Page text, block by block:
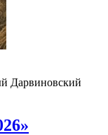
Дарвиновский